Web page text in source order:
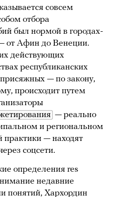
совсем
отбора
был нормой в городах-
от Афин до Венеции.
действующих
республиканских
— по закону,
происходит путем
— реально
и региональном
практики — находят
соцсети.
определения res
недавние
понятий, Хархордин